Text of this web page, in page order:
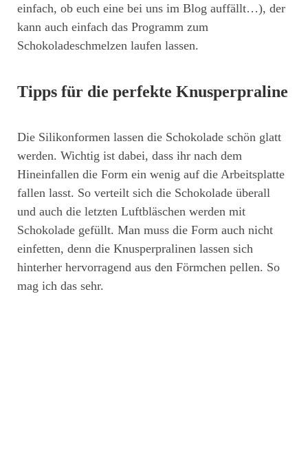
einfach, ob euch eine bei uns im Blog auffällt…), der
kann auch einfach das Programm zum
Schokoladeschmelzen laufen lassen.
Tipps für die perfekte Knusperpraline
Die Silikonformen lassen die Schokolade schön glatt
werden. Wichtig ist dabei, dass ihr nach dem
Hineinfallen die Form ein wenig auf die Arbeitsplatte
fallen lasst. So verteilt sich die Schokolade überall
und auch die letzten Luftbläschen werden mit
Schokolade gefüllt. Man muss die Form auch nicht
einfetten, denn die Knusperpralinen lassen sich
hinterher hervorragend aus den Förmchen pellen. So
mag ich das sehr.